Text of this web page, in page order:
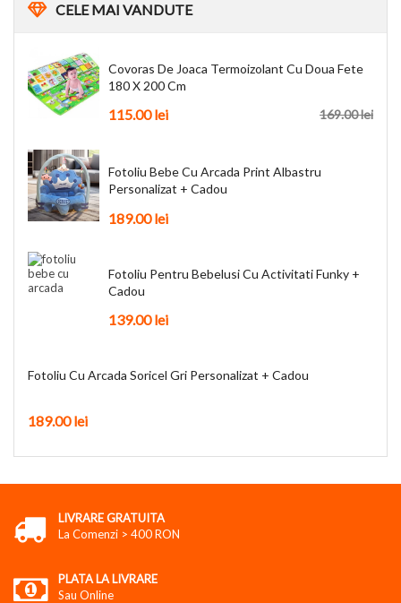
CELEMAI VANDUTE
Covoras De Joaca Termoizolant Cu Doua Fete
180 X 200 Cm
169.00 lei
115.00 lei
Fotoliu Bebe Cu Arcada Print Albastru
Personalizat + Cadou
189.00 lei
Fotoliu Pentru Bebelusi Cu Activitati Funky +
Cadou
139.00 lei
Fotoliu Cu Arcada Soricel Gri Personalizat + Cadou
189.00 lei
LIVRARE GRATUITA
La Comenzi > 400 RON
PLATA LA LIVRARE
Sau Online